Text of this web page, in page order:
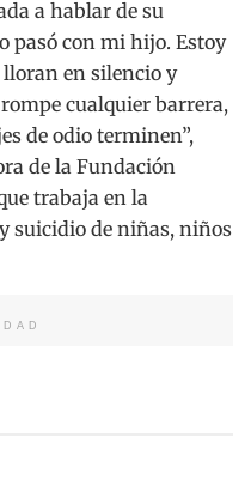
a hablar de su
pasó con mi hijo. Estoy
en silencio y
cualquier barrera,
de odio terminen”,
de la Fundación
trabaja en la
suicidio de niñas, niños